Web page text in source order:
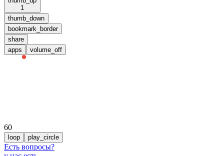
1
thumb_down
bookmark_border
share
apps
volume_off
60
loop play_circle
Есть вопросы?